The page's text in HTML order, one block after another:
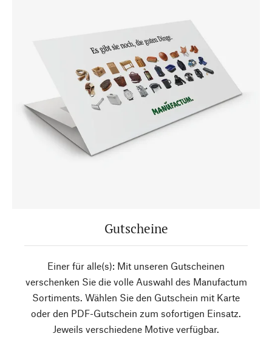
Gutscheine
Einer für alle(s): Mit unseren Gutscheinen
verschenken Sie die volle Auswahl des Manufactum
Sortiments. Wählen Sie den Gutschein mit Karte
oder den PDF-Gutschein zum sofortigen Einsatz.
Jeweils verschiedene Motive verfügbar.